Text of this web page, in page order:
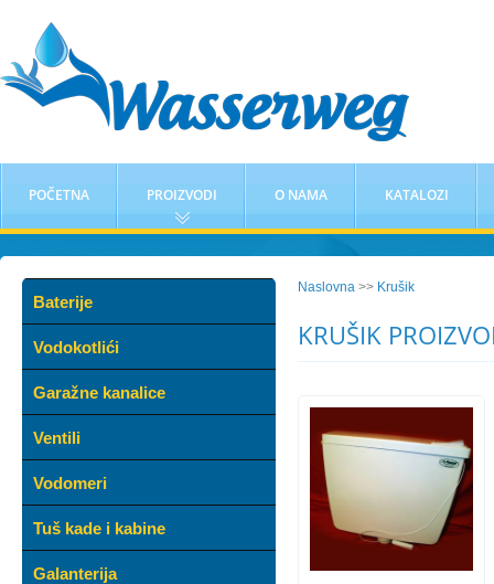
POČETNA PROIZVODI O NAMA KATALOZI
Baterije
Vodokotlići
Garažne kanalice
Ventili
Vodomeri
Tuš kade i kabine
Galanterija
Naslovna >> Krušik
KRUŠIK